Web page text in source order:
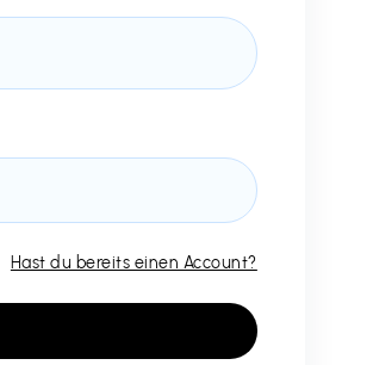
Hast du bereits einen Account?